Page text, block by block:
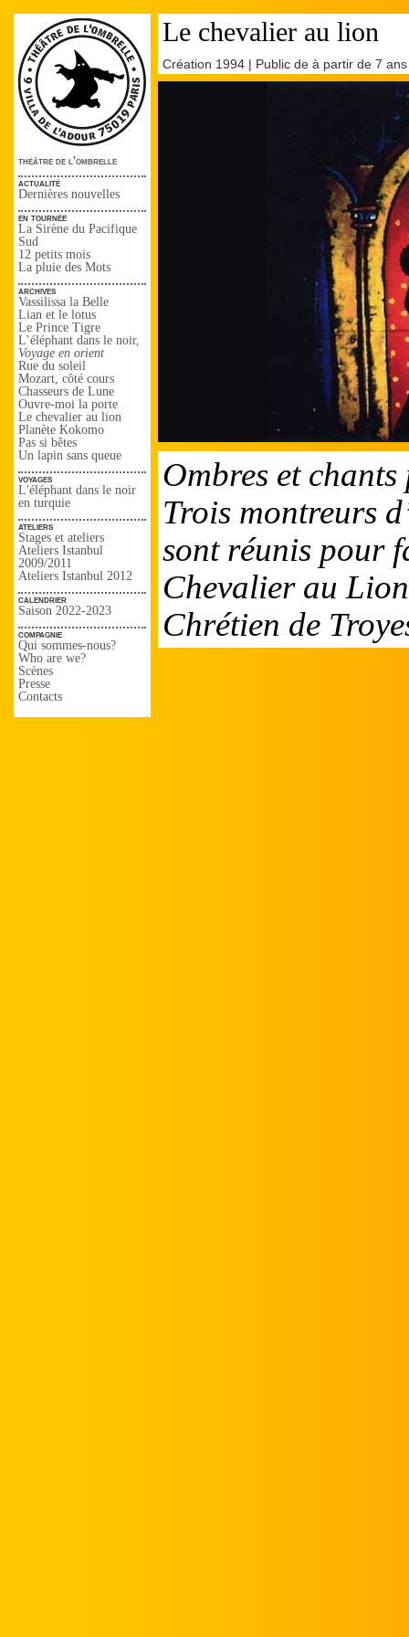
théâtre de l'ombrelle
actualité
Dernières nouvelles
en tournée
La Sirène du Pacifique
Sud
12 petits mois
La pluie des Mots
archives
Vassilissa la Belle
Lian et le lotus
Le Prince Tigre
L’éléphant dans le noir,
Voyage en orient
Rue du soleil
Mozart, côté cours
Chasseurs de Lune
Ouvre-moi la porte
Le chevalier au lion
Planète Kokomo
Pas si bêtes
Un lapin sans queue
voyages
L'éléphant dans le noir
en turquie
ateliers
Stages et ateliers
Ateliers Istanbul
2009/2011
Ateliers Istanbul 2012
calendrier
Saison 2022-2023
compagnie
Qui sommes-nous?
Who are we?
Scènes
Presse
Contacts
Le chevalier au lion
Création 1994 | Public de à partir de 7 ans
Ombres et
Trois montreurs
sont réunis pour
Chevalier au
Chrétien de